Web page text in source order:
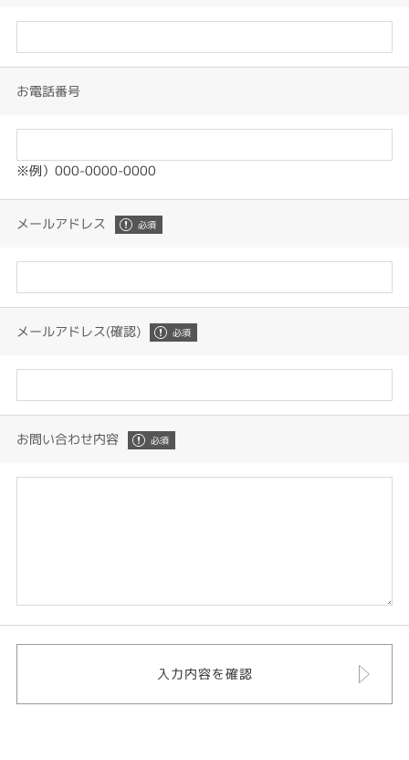
お電話番号
※例）000-0000-0000
メールアドレス
メールアドレス(確認)
お問い合わせ内容